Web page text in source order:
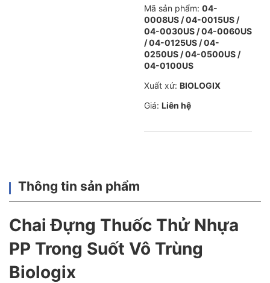
Mã sản phẩm: 04-
0008US / 04-0015US /
04-0030US / 04-0060US
/ 04-0125US / 04-
0250US / 04-0500US /
04-0100US
Xuất xứ: BIOLOGIX
Giá: Liên hệ
Thông tin sản phẩm
Chai Đựng Thuốc Thử Nhựa
PP Trong Suốt Vô Trùng
Biologix